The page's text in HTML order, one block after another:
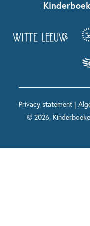
Kinderboeken diversiteit
Grappige kinderboeken
Spannende kinderboeken
Boekentips 12+ jaar
Voor volwassenen
Spekkie en Sproet
Maxi & Helium
Voor het onderwijs
Privacy statement|
© 2026,